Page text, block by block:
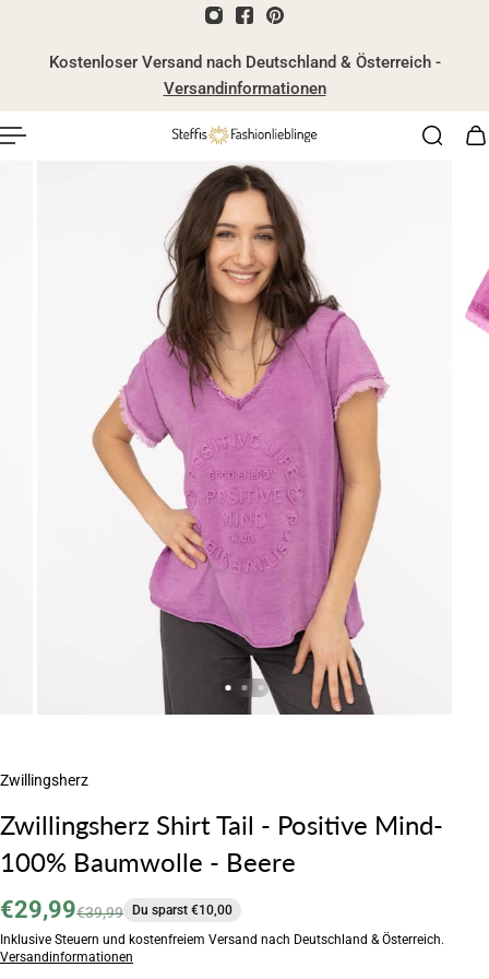
Kostenloser Versand nach Deutschland & Österreich -
Versandinformationen
Zwillingsherz
Zwillingsherz Shirt Tail - Positive Mind-
100% Baumwolle - Beere
€29,99€39,99
Du sparst €10,00
Inklusive Steuern und kostenfreiem Versand nach Deutschland & Österreich.
Versandinformationen